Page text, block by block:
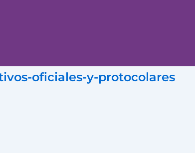
oficiales-y-protocolares